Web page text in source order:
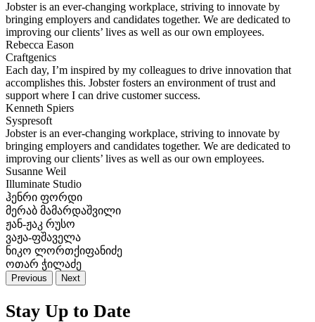
Jobster is an ever-changing workplace, striving to innovate by
bringing employers and candidates together. We are dedicated to
improving our clients’ lives as well as our own employees.
Rebecca Eason
Craftgenics
Each day, I’m inspired by my colleagues to drive innovation that
accomplishes this. Jobster fosters an environment of trust and
support where I can drive customer success.
Kenneth Spiers
Syspresoft
Jobster is an ever-changing workplace, striving to innovate by
bringing employers and candidates together. We are dedicated to
improving our clients’ lives as well as our own employees.
Susanne Weil
Illuminate Studio
ჰენრი ფორდი
მერაბ მამარდაშვილი
ჟან-ჟაკ რუსო
ვაჟა-ფშაველა
ნიკო ლორთქიფანიძე
ოთარ ჭილაძე
Previous Next
Stay Up to Date